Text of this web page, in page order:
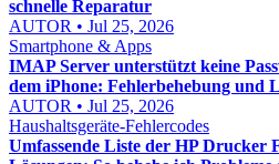
schnelle Reparatur
AUTOR • Jul 25, 2026
Smartphone & Apps
IMAP Server unterstützt keine
dem iPhone: Fehlerbehebung und
AUTOR • Jul 25, 2026
Haushaltsgeräte-Fehlercodes
Umfassende Liste der HP Drucker